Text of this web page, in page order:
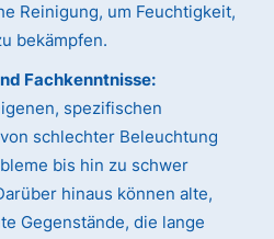
Reinigung, um Feuchtigkeit,
bekämpfen.
Fachkenntnisse:
spezifischen
schlechter Beleuchtung
bis hin zu schwer
hinaus können alte,
Gegenstände, die lange